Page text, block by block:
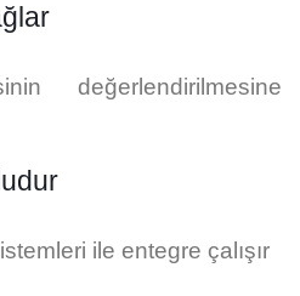
değerlendirilmesine
ile entegre çalışır